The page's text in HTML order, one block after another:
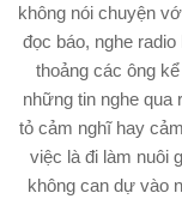
không nói chuyện
đọc báo, nghe
thoảng các ông
những tin nghe
tỏ cảm nghĩ hay
việc là đi làm nuôi
không can dự vào